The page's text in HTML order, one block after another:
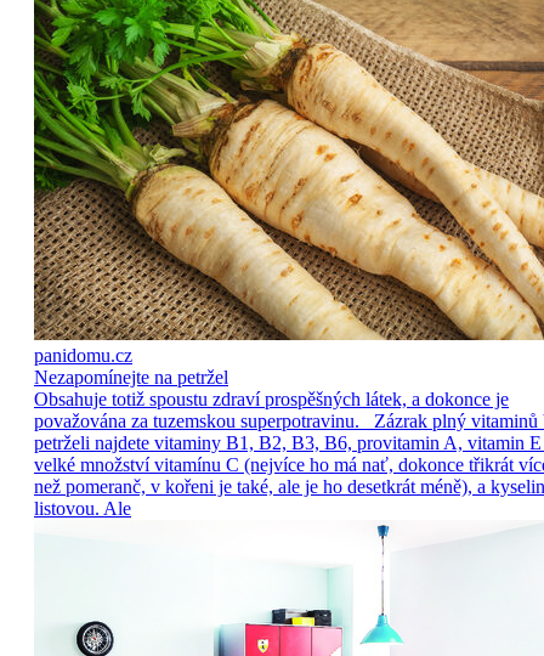
panidomu.cz
Nezapomínejte na petržel
Obsahuje totiž spoustu zdraví prospěšných látek, a dokonce je
považována za tuzemskou superpotravinu. Zázrak plný vitaminů
petrželi najdete vitaminy B1, B2, B3, B6, provitamin A, vitamin E
velké množství vitamínu C (nejvíce ho má nať, dokonce třikrát
než pomeranč, v kořeni je také, ale je ho desetkrát méně), a
listovou. Ale